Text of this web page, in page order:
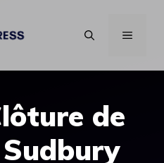
MENU
de
Sudbury